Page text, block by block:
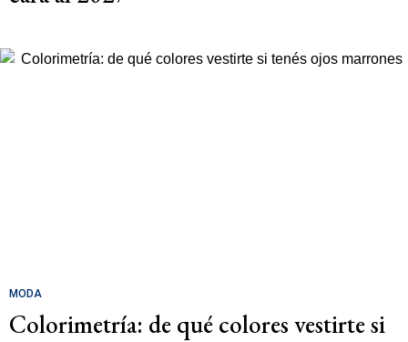
MODA
Colorimetría: de qué colores vestirte si